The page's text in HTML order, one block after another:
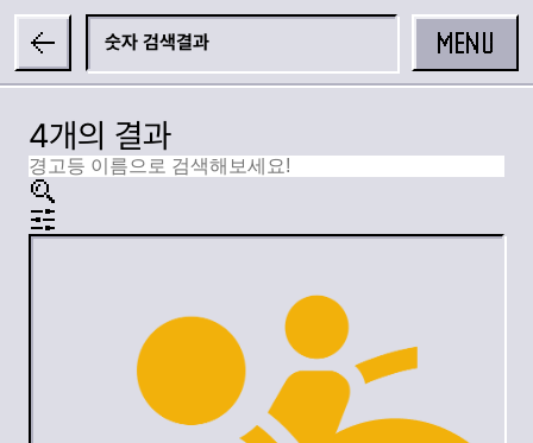
MENU
숫자
4개의 결과